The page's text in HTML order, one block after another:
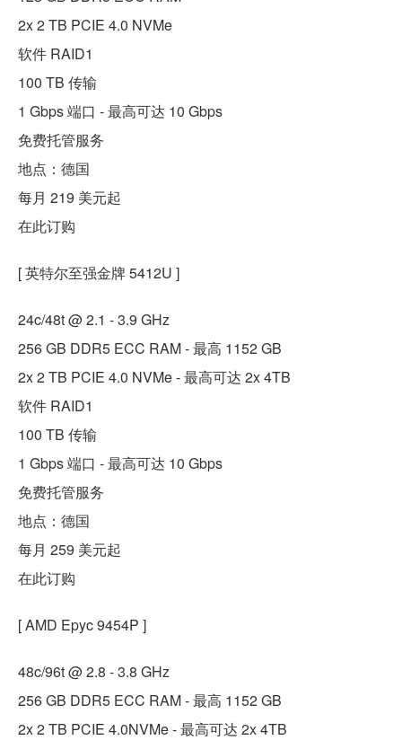
2x 2 TB PCIE 4.0 NVMe
软件 RAID1
100 TB 传输
1 Gbps 端口 - 最高可达 10 Gbps
免费托管服务
地点：德国
每月 219 美元起
在此订购
[ 英特尔至强金牌 5412U ]
24c/48t @ 2.1 - 3.9 GHz
256 GB DDR5 ECC RAM - 最高 1152 GB
2x 2 TB PCIE 4.0 NVMe - 最高可达 2x 4TB
软件 RAID1
100 TB 传输
1 Gbps 端口 - 最高可达 10 Gbps
免费托管服务
地点：德国
每月 259 美元起
在此订购
[ AMD Epyc 9454P ]
48c/96t @ 2.8 - 3.8 GHz
256 GB DDR5 ECC RAM - 最高 1152 GB
2x 2 TB PCIE 4.0NVMe - 最高可达 2x 4TB